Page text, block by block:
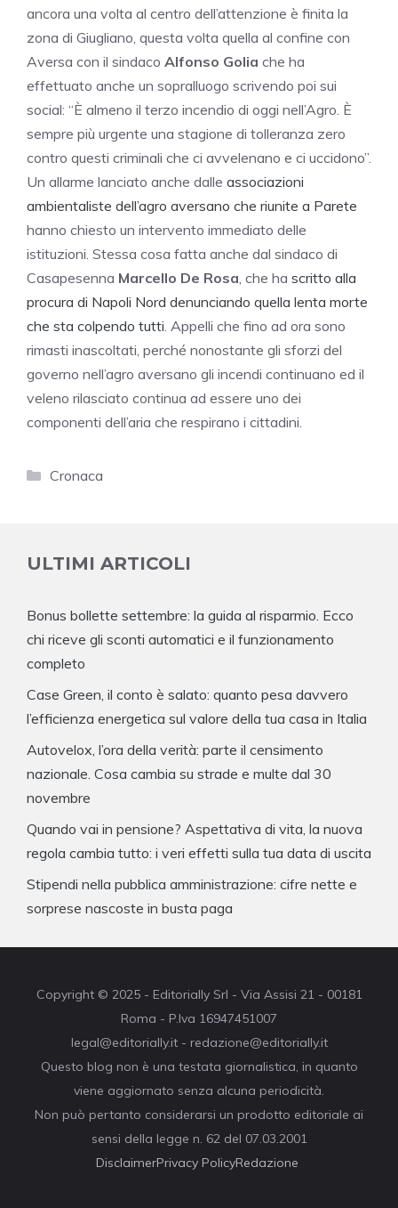
ancora una volta al centro dell’attenzione è finita la
zona di Giugliano, questa volta quella al confine con
Aversa con il sindaco Alfonso Golia che ha
effettuato anche un sopralluogo scrivendo poi sui
social: “È almeno il terzo incendio di oggi nell’Agro. È
sempre più urgente una stagione di tolleranza zero
contro questi criminali che ci avvelenano e ci uccidono”.
Un allarme lanciato anche dalle associazioni
ambientaliste dell’agro aversano che riunite a Parete
hanno chiesto un intervento immediato delle
istituzioni. Stessa cosa fatta anche dal sindaco di
Casapesenna Marcello De Rosa, che ha scritto alla
procura di Napoli Nord denunciando quella lenta morte
che sta colpendo tutti. Appelli che fino ad ora sono
rimasti inascoltati, perché nonostante gli sforzi del
governo nell’agro aversano gli incendi continuano ed il
veleno rilasciato continua ad essere uno dei
componenti dell’aria che respirano i cittadini.
Categorie
Cronaca
ULTIMI ARTICOLI
Bonus bollette settembre: la guida al risparmio. Ecco
chi riceve gli sconti automatici e il funzionamento
completo
Case Green, il conto è salato: quanto pesa davvero
l’efficienza energetica sul valore della tua casa in Italia
Autovelox, l’ora della verità: parte il censimento
nazionale. Cosa cambia su strade e multe dal 30
novembre
Quando vai in pensione? Aspettativa di vita, la nuova
regola cambia tutto: i veri effetti sulla tua data di uscita
Stipendi nella pubblica amministrazione: cifre nette e
sorprese nascoste in busta paga
Copyright © 2025 - Editorially Srl - Via Assisi 21 - 00181
Roma - P.Iva 16947451007
legal@editorially.it - redazione@editorially.it
Questo blog non è una testata giornalistica, in quanto
viene aggiornato senza alcuna periodicità.
Non può pertanto considerarsi un prodotto editoriale ai
sensi della legge n. 62 del 07.03.2001
DisclaimerPrivacy PolicyRedazione